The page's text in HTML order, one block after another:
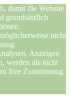
damit die Website
grundsätzlich
nicht
Anzeigen
werden als nicht
Ihre Zustimmung.